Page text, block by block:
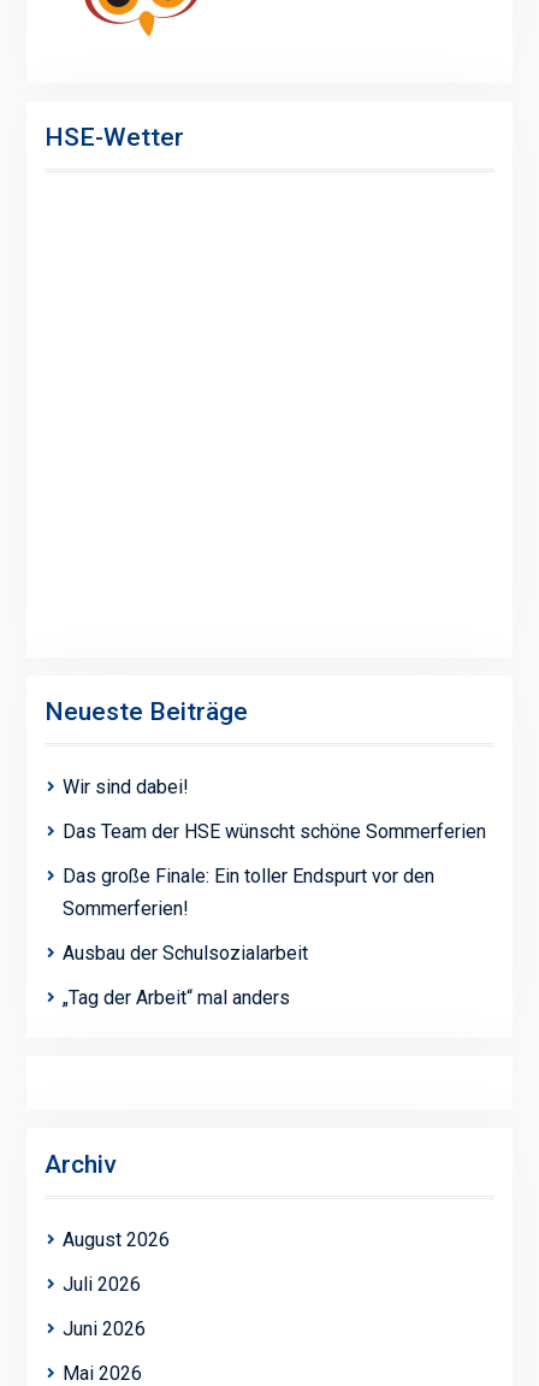
HSE-Wetter
Neueste Beiträge
Wir sind dabei!
Das Team der HSE wünscht schöne Sommerferien
Das große Finale: Ein toller Endspurt vor den
Sommerferien!
Ausbau der Schulsozialarbeit
„Tag der Arbeit“ mal anders
Archiv
August 2026
Juli 2026
Juni 2026
Mai 2026